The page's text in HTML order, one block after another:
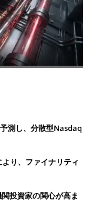
測し、分散型Nasdaq
り、ファイナリティ
投資家の関心が高ま